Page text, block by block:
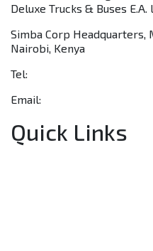
Deluxe Trucks & Buses E.A.
Simba Corp Headquarters,
Nairobi, Kenya
Tel:
Email:
Quick Links